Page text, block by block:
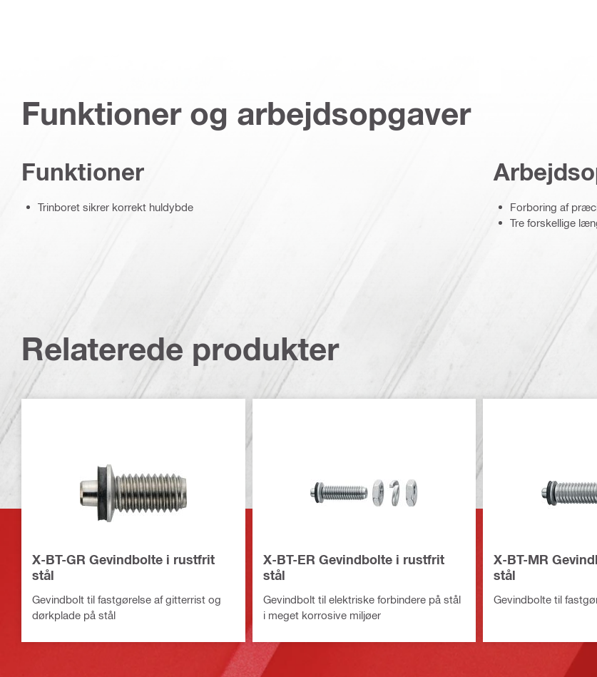
Funktioner og arbejdsopgaver
Funktioner
Trinboret sikrer korrekt huldybde
Forboring af
Tre forskellige
Relaterede produkter
X-BT-GR Gevindbolte i rustfrit
stål
Gevindbolt til fastgørelse af gitterrist og
dørkplade på stål
X-BT-ER Gevindbolte i rustfrit
stål
Gevindbolt til elektriske forbindere på stål
i meget korrosive miljøer
X-BT-MR
stål
Gevindbolte til